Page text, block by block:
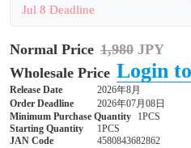
Jul 8 Deadline
Normal Price 1,980 JPY
Wholesale Price Login
Release Date
2026年8月
Order Deadline
2026年07月08日
Minimum Purchase Quantity
1PCS
Starting Quantity
1PCS
JAN Code
4580843682862